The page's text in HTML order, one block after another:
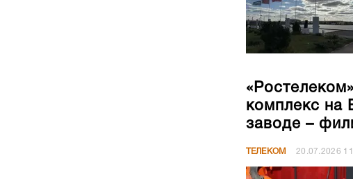
комплекс на
заводе –
ТЕЛЕКОМ 20.07.2026